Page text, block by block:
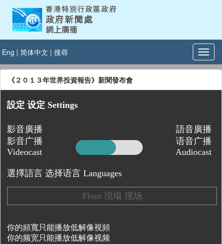
Eng | 简体中文 | 搜尋
《２０１３年世界投資報告》新聞發布會